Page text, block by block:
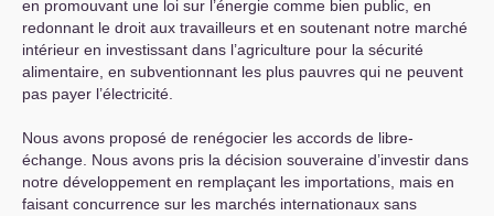
en promouvant une loi sur l’énergie comme bien public, en
redonnant le droit aux travailleurs et en soutenant notre marché
intérieur en investissant dans l’agriculture pour la sécurité
alimentaire, en subventionnant les plus pauvres qui ne peuvent
pas payer l’électricité.
Nous avons proposé de renégocier les accords de libre-
échange. Nous avons pris la décision souveraine d’investir dans
notre développement en remplaçant les importations, mais en
faisant concurrence sur les marchés internationaux sans